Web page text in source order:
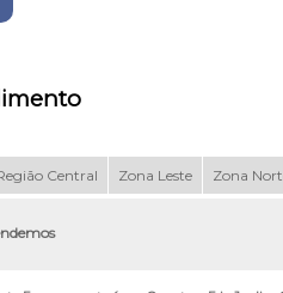
Central Zona Leste Zona